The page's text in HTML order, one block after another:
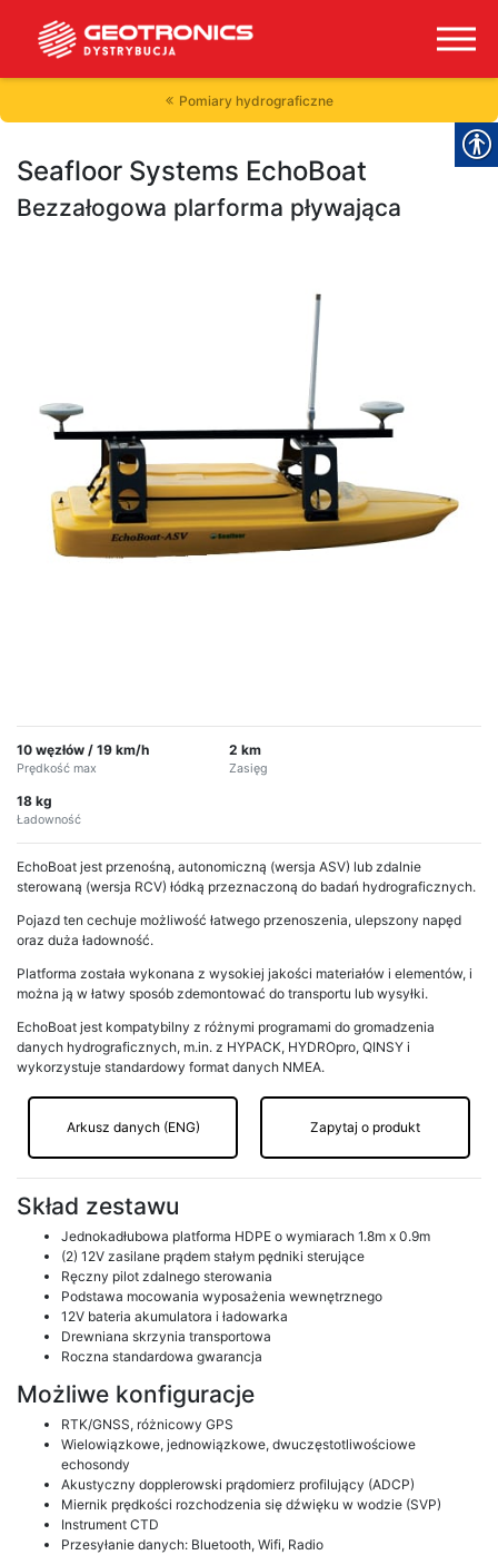
Pomiary hydrograficzne
Seafloor Systems EchoBoat
Bezzałogowa plarforma pływająca
10 węzłów / 19 km/h
Prędkość max
2 km
Zasięg
18 kg
Ładowność
EchoBoat jest przenośną, autonomiczną (wersja ASV) lub zdalnie
sterowaną (wersja RCV) łódką przeznaczoną do badań hydrograficznych.
Pojazd ten cechuje możliwość łatwego przenoszenia, ulepszony napęd
oraz duża ładowność.
Platforma została wykonana z wysokiej jakości materiałów i elementów, i
można ją w łatwy sposób zdemontować do transportu lub wysyłki.
EchoBoat jest kompatybilny z różnymi programami do gromadzenia
danych hydrograficznych, m.in. z HYPACK, HYDROpro, QINSY i
wykorzystuje standardowy format danych NMEA.
Arkusz danych (ENG) Zapytaj o produkt
Skład zestawu
Jednokadłubowa platforma HDPE o wymiarach 1.8m x 0.9m
(2) 12V zasilane prądem stałym pędniki sterujące
Ręczny pilot zdalnego sterowania
Podstawa mocowania wyposażenia wewnętrznego
12V bateria akumulatora i ładowarka
Drewniana skrzynia transportowa
Roczna standardowa gwarancja
Możliwe konfiguracje
RTK/GNSS, różnicowy GPS
Wielowiązkowe, jednowiązkowe, dwuczęstotliwościowe
echosondy
Akustyczny dopplerowski prądomierz profilujący (ADCP)
Miernik prędkości rozchodzenia się dźwięku w wodzie (SVP)
Instrument CTD
Przesyłanie danych: Bluetooth, Wifi, Radio